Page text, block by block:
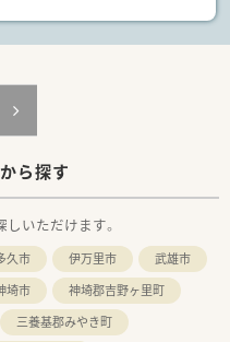
す。
などを導入しており、薬剤師の
います。
経験豊富な先輩薬剤師が2名在
す。
体制のため、分からないことが
ます。
ら探す
いただけます。
久市 伊万里市
武雄市
埼市
神埼郡吉野ヶ里町
三養基郡みやき町